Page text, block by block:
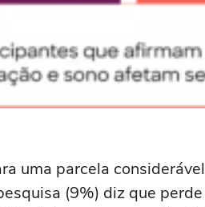
uma parcela
(9%) diz que